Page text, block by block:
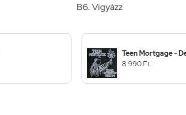
B6. Vigyázz
Teen Mortgage -
8 990 Ft